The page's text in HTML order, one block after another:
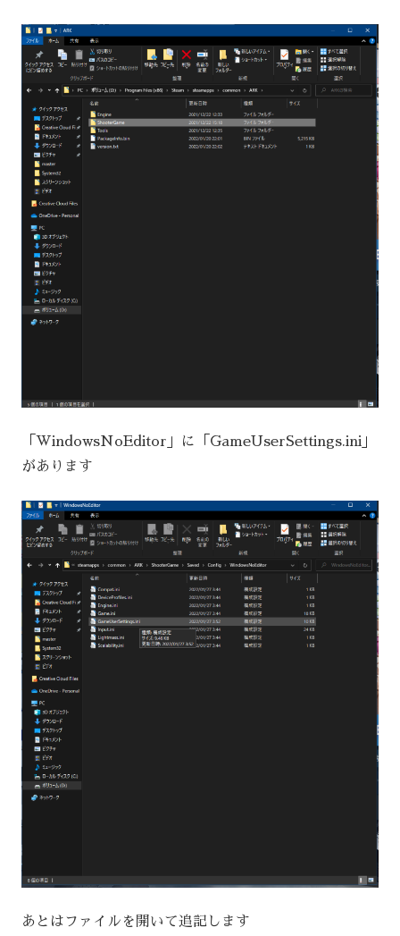
「WindowsNoEditor」に「GameUserSettings.ini」
があります
あとはファイルを開いて追記します